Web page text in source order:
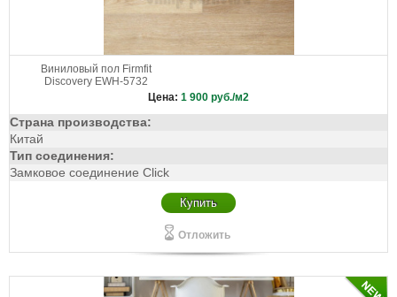
Виниловый пол Firmfit
Discovery EWH-5732
Цена: 1 900 руб./м2
Страна производства:
Китай
Тип соединения:
Замковое соединение Click
Купить
Отложить